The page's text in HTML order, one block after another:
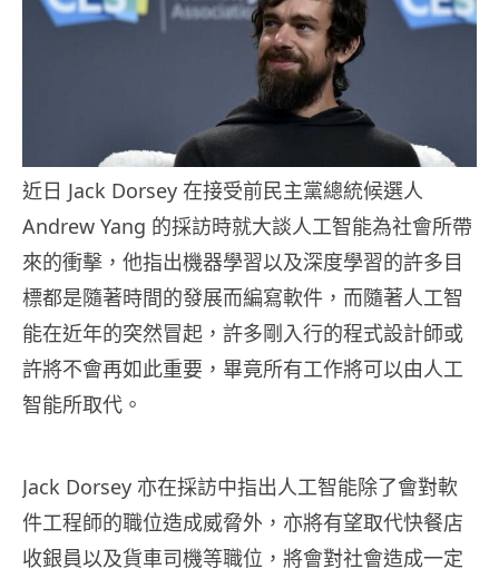
近日 Jack Dorsey 在接受前民主黨總統候選人
Andrew Yang 的採訪時就大談人工智能為社會所帶
來的衝擊，他指出機器學習以及深度學習的許多目
標都是隨著時間的發展而編寫軟件，而隨著人工智
能在近年的突然冒起，許多剛入行的程式設計師或
許將不會再如此重要，畢竟所有工作將可以由人工
智能所取代。
Jack Dorsey 亦在採訪中指出人工智能除了會對軟
件工程師的職位造成威脅外，亦將有望取代快餐店
收銀員以及貨車司機等職位，將會對社會造成一定